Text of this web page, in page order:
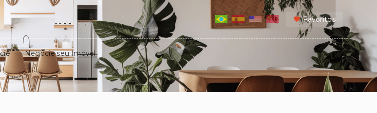
Favoritos
Negocie seu Imóvel